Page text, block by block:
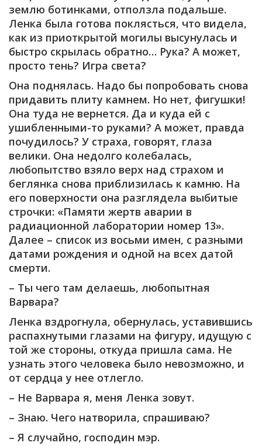
землю ботинками, отползла подальше.
Ленка была готова поклясться, что видела,
как из приоткрытой могилы высунулась и
быстро скрылась обратно… Рука? А может,
просто тень? Игра света?
Она поднялась. Надо бы попробовать снова
придавить плиту камнем. Но нет, фигушки!
Она туда не вернется. Да и куда ей с
ушибленными-то руками? А может, правда
почудилось? У страха, говорят, глаза
велики. Она недолго колебалась,
любопытство взяло верх над страхом и
беглянка снова приблизилась к камню. На
его поверхности она разглядела выбитые
строчки: «Памяти жертв аварии в
радиационной лаборатории номер 13».
Далее – список из восьми имен, с разными
датами рождения и одной на всех датой
смерти.
– Ты чего там делаешь, любопытная
Варвара?
Ленка вздрогнула, обернулась, уставившись
распахнутыми глазами на фигуру, идущую с
той же стороны, откуда пришла сама. Не
узнать этого человека было невозможно, и
от сердца у нее отлегло.
– Не Варвара я, меня Ленка зовут.
– Знаю. Чего натворила, спрашиваю?
– Я случайно, господин мэр.